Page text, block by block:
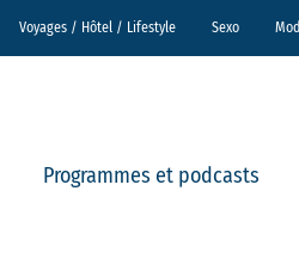
Voyages / Hôtel / Lifestyle Sexo
Programmes et podcasts